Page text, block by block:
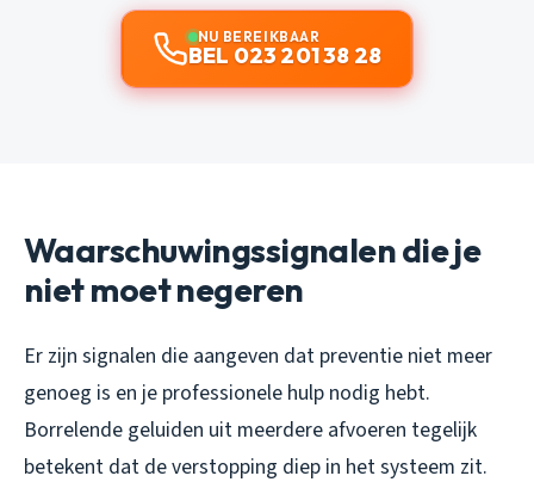
NU BEREIKBAAR
BEL 023 201 38 28
Waarschuwingssignalen die je
niet moet negeren
Er zijn signalen die aangeven dat preventie niet meer
genoeg is en je professionele hulp nodig hebt.
Borrelende geluiden uit meerdere afvoeren tegelijk
betekent dat de verstopping diep in het systeem zit.